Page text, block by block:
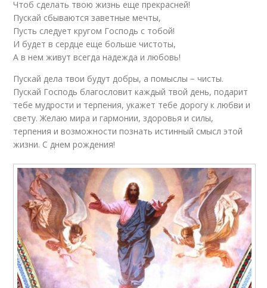
Чтоб сделать твою жизнь еще прекрасней!
Пускай сбываются заветные мечты,
Пусть следует кругом Господь с тобой!
И будет в сердце еще больше чистоты,
А в нем живут всегда надежда и любовь!
Пускай дела твои будут добры, а помыслы − чисты.
Пускай Господь благословит каждый твой день, подарит
тебе мудрости и терпения, укажет тебе дорогу к любви и
свету. Желаю мира и гармонии, здоровья и силы,
терпения и возможности познать истинный смысл этой
жизни. С днем рождения!